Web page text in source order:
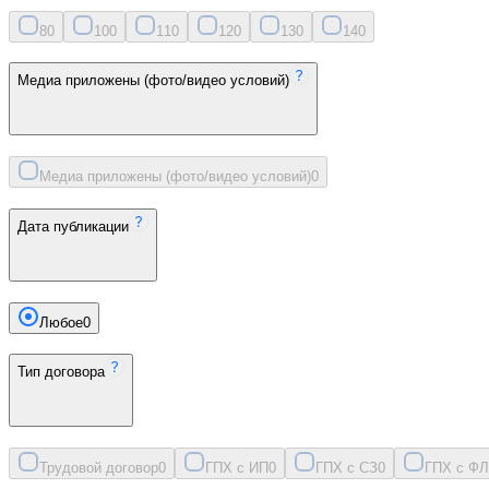
80 100 11 0 120 130 140
Медиа приложены (фото/видео условий)
Медиа приложены (фото/видео условий)0
Дата публикации
Любое0
Тип договора
Трудовой договор0 ГПХ с ИП0 ГПХ с СЗ0 ГПХ с ФЛ